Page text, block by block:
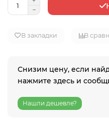
В закладки В
Снизим цену, если
нажмите здесь и
Нашли дешевле?